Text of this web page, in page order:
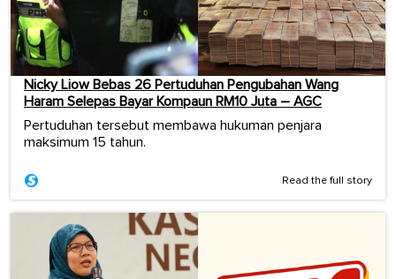
Nicky Liow Bebas 26 Pertuduhan Pengubahan Wang
Haram Selepas Bayar Kompaun RM10 Juta – AGC
Pertuduhan tersebut membawa hukuman penjara
maksimum 15 tahun.
Read the full story